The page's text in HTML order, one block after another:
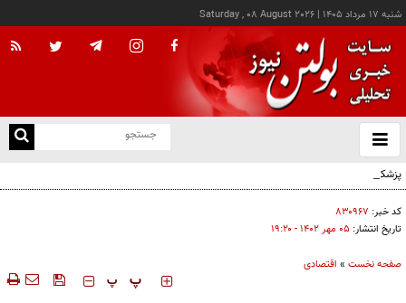
شنبه ۱۷ مرداد ۱۴۰۵ |
Saturday , 08 August 2026
باز
و
پزشکیان: خدمت بی‌منت و مشارکت مردمی، پایه حل مشکلات کشور است
کد خبر: ۸۳۰۹۶۷
تاریخ انتشار: ۰۵ مهر ۱۴۰۲ - ۱۹:۲۰
صفحه نخست » اقتصادی
‍‍‍ پ پ